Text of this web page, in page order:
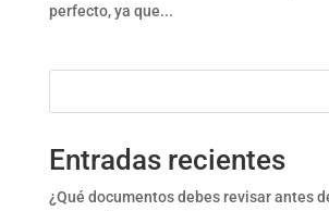
perfecto, ya que...
Entradas recientes
¿Qué documentos debes revisar antes